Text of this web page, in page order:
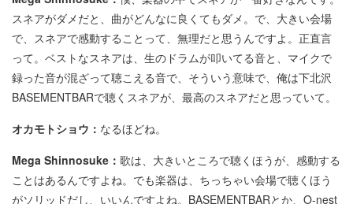
スネアがダメだと、曲がどんなに良くてもダメ。で、大きい会場
で、スネアで感動することって、無理だと思うんですよ。正直言
って。ベストなスネアは、生のドラムが叩いてる音と、マイクで
録った音が混ざって聴こえる音で、そういう意味で、俺は下北沢
BASEMENTBARで聴くスネアが、最高のスネアだと思っていて。
オカモトショウ： なるほどね。
Mega Shinnosuke： 歌は、大きいところで聴くほうが、感動する
ことはあるんですよね。でも楽器は、ちっちゃい会場で聴くほう
がソリッドだし、いいんですよね。BASEMENTBARとか、O-nest